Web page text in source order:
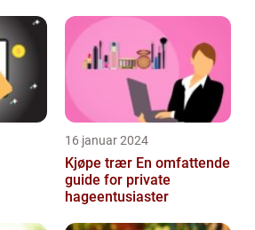
16 januar 2024
Kjøpe trær En omfattende
guide for private
hageentusiaster